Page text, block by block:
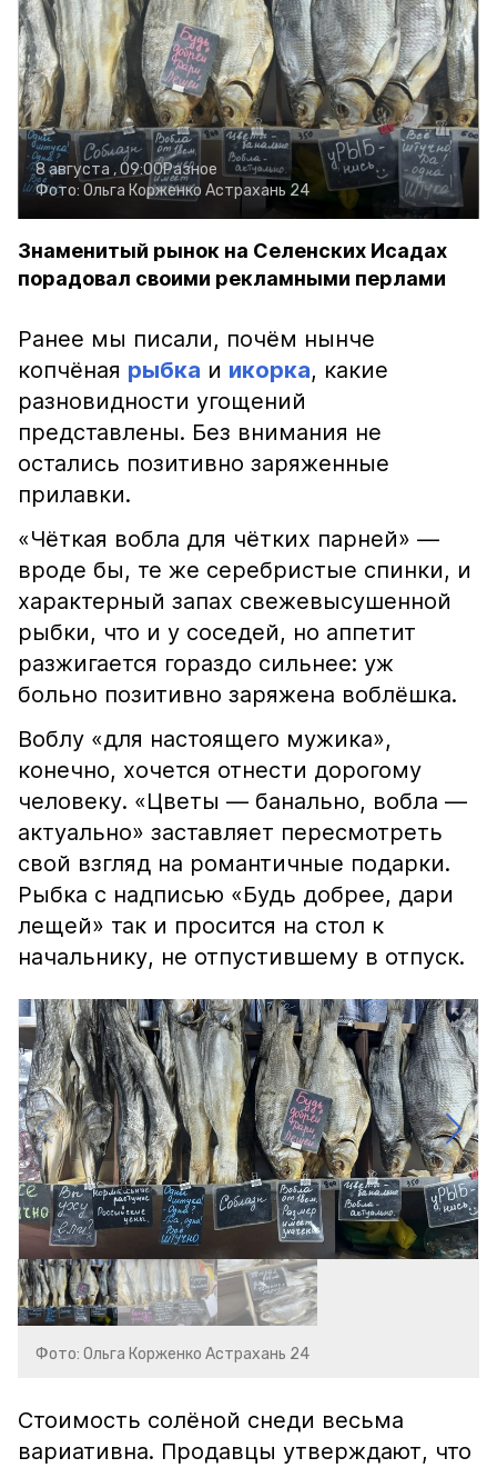
8 августа , 09:00Разное
Фото: Ольга Корженко Астрахань 24
Знаменитый рынок на Селенских Исадах
порадовал своими рекламными перлами
Ранее мы писали, почём нынче
копчёная рыбка и икорка, какие
разновидности угощений
представлены. Без внимания не
остались позитивно заряженные
прилавки.
«Чёткая вобла для чётких парней» —
вроде бы, те же серебристые спинки, и
характерный запах свежевысушенной
рыбки, что и у соседей, но аппетит
разжигается гораздо сильнее: уж
больно позитивно заряжена воблёшка.
Воблу «для настоящего мужика»,
конечно, хочется отнести дорогому
человеку. «Цветы — банально, вобла —
актуально» заставляет пересмотреть
свой взгляд на романтичные подарки.
Рыбка с надписью «Будь добрее, дари
лещей» так и просится на стол к
начальнику, не отпустившему в отпуск.
Фото: Ольга Корженко Астрахань 24
Стоимость солёной снеди весьма
вариативна. Продавцы утверждают, что